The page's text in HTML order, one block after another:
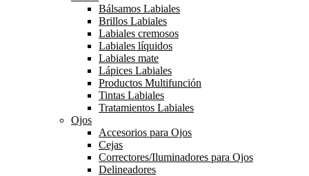
Bálsamos Labiales
Brillos Labiales
Labiales cremosos
Labiales líquidos
Labiales mate
Lápices Labiales
Productos Multifunción
Tintas Labiales
Tratamientos Labiales
Ojos
Accesorios para Ojos
Cejas
Correctores/Iluminadores para Ojos
Delineadores